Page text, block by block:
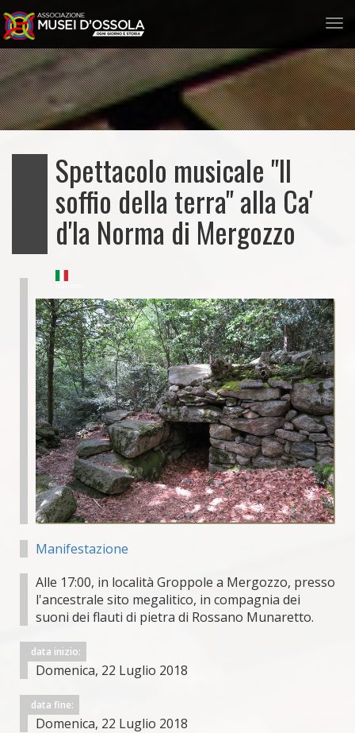
Salta
al
contenuto
principale
Spettacolo musicale "Il
soffio della terra" alla Ca'
d'la Norma di Mergozzo
Manifestazione
Alle 17:00, in località Groppole a Mergozzo, presso
l'ancestrale sito megalitico, in compagnia dei
suoni dei flauti di pietra di Rossano Munaretto.
data inizio:
Domenica, 22 Luglio 2018
data fine:
Domenica, 22 Luglio 2018